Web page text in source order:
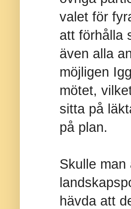
valet för
att förhålla
även alla
möjligen
mötet,
sitta på
på plan.
Skulle man
hävda att